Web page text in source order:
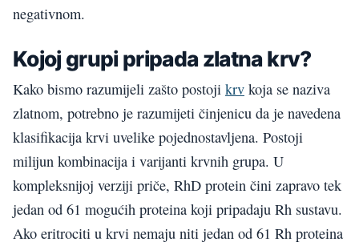
negativnom.
Kojoj grupi pripada zlatna krv?
Kako bismo razumijeli zašto postoji krv koja se naziva
zlatnom, potrebno je razumijeti činjenicu da je navedena
klasifikacija krvi uvelike pojednostavljena. Postoji
milijun kombinacija i varijanti krvnih grupa. U
kompleksnijoj verziji priče, RhD protein čini zapravo tek
jedan od 61 mogućih proteina koji pripadaju Rh sustavu.
Ako eritrociti u krvi nemaju niti jedan od 61 Rh proteina